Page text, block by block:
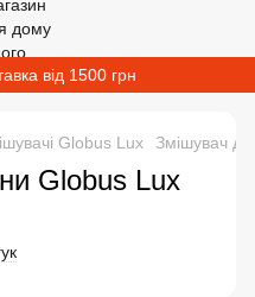
від 1500 грн
Globus Lux Змішувач
Globus Lux